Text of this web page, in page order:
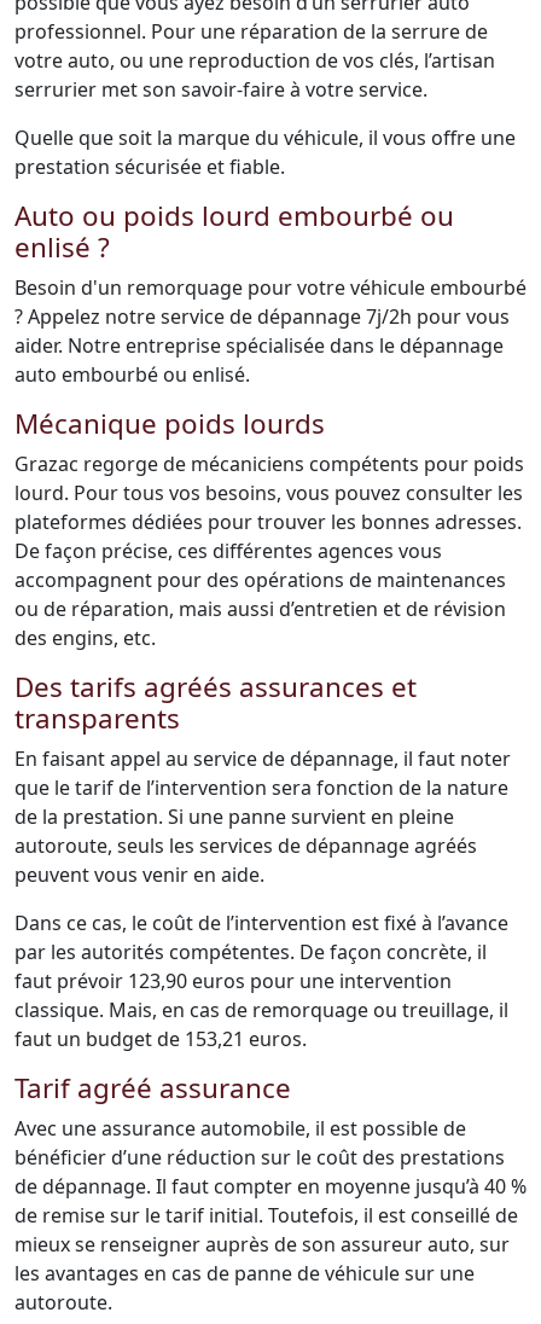
professionnel. Pour une réparation de la serrure de
votre auto, ou une reproduction de vos clés, l’artisan
serrurier met son savoir-faire à votre service.
Quelle que soit la marque du véhicule, il vous offre une
prestation sécurisée et fiable.
Auto ou poids lourd embourbé ou
enlisé ?
Besoin d'un remorquage pour votre véhicule embourbé
? Appelez notre service de dépannage 7j/2h pour vous
aider. Notre entreprise spécialisée dans le dépannage
auto embourbé ou enlisé.
Mécanique poids lourds
Grazac regorge de mécaniciens compétents pour poids
lourd. Pour tous vos besoins, vous pouvez consulter les
plateformes dédiées pour trouver les bonnes adresses.
De façon précise, ces différentes agences vous
accompagnent pour des opérations de maintenances
ou de réparation, mais aussi d’entretien et de révision
des engins, etc.
Des tarifs agréés assurances et
transparents
En faisant appel au service de dépannage, il faut noter
que le tarif de l’intervention sera fonction de la nature
de la prestation. Si une panne survient en pleine
autoroute, seuls les services de dépannage agréés
peuvent vous venir en aide.
Dans ce cas, le coût de l’intervention est fixé à l’avance
par les autorités compétentes. De façon concrète, il
faut prévoir 123,90 euros pour une intervention
classique. Mais, en cas de remorquage ou treuillage, il
faut un budget de 153,21 euros.
Tarif agréé assurance
Avec une assurance automobile, il est possible de
bénéficier d’une réduction sur le coût des prestations
de dépannage. Il faut compter en moyenne jusqu’à 40 %
de remise sur le tarif initial. Toutefois, il est conseillé de
mieux se renseigner auprès de son assureur auto, sur
les avantages en cas de panne de véhicule sur une
autoroute.